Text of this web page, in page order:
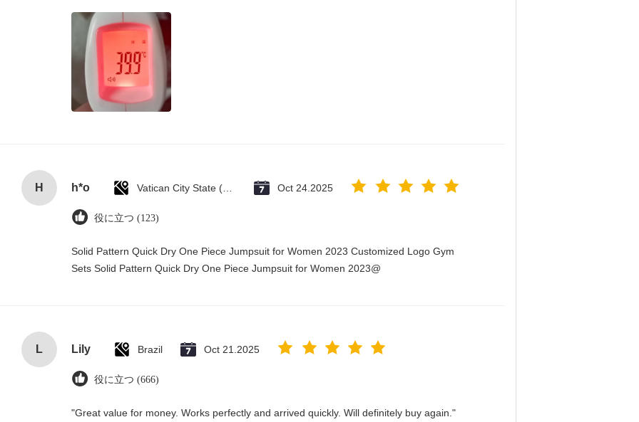
H h*o Vatican City State (Holy See) Oct 24.2025
役に立つ (123)
Solid Pattern Quick Dry One Piece Jumpsuit for Women 2023 Customized Logo Gym
Sets Solid Pattern Quick Dry One Piece Jumpsuit for Women 2023@
L Lily Brazil Oct 21.2025
役に立つ (666)
"Great value for money. Works perfectly and arrived quickly. Will definitely buy again."